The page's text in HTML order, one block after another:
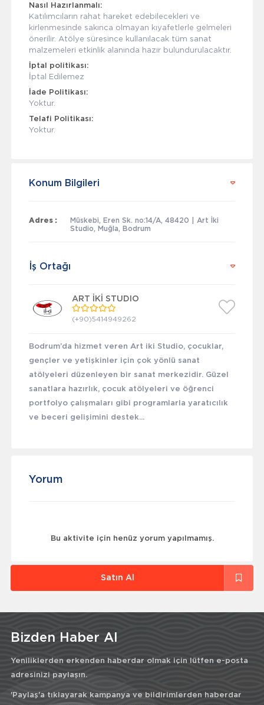
Nasıl Hazırlanmalı:
Katılımcıların rahat hareket edebilecekleri ve
kirlenmesinde sakınca olmayan kıyafetlerle gelmeleri
önerilir. Atölye süresince kullanılacak tüm sanat
malzemeleri etkinlik alanında hazır bulundurulacaktır.
İptal politikası:
İptal Edilemez
İade Politikası:
Yoktur.
Telafi Politikası:
Yoktur.
Konum Bilgileri
Adres :
Müskebi, Eren Sk. no:14/A, 48420 | Art İki
Studio, Muğla, Bodrum
İş Ortağı
ART İKİ STUDIO
(+90)5414949262
Bodrum’da hizmet veren Art iki Studio, çocuklar,
gençler ve yetişkinler için çok yönlü sanat
atölyeleri düzenleyen bir sanat merkezidir. Güzel
sanatlara hazırlık, çocuk atölyeleri ve öğrenci
portfolyo çalışmaları gibi programlarla yaratıcılık
ve beceri gelişimini destek...
Yorum
Bu aktivite için henüz yorum yapılmamış.
Satın Al
Bizden Haber Al
Yeniliklerden erkenden haberdar olmak için lütfen e-posta
adresinizi paylaşın.
'Paylaş'a tıklayarak kampanya ve bildirimlerden haberdar